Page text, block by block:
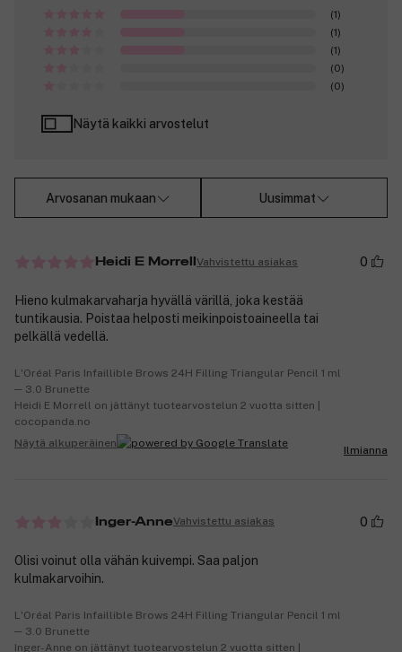
(1)
(1)
(1)
(0)
(0)
Näytä kaikki arvostelut
Arvosanan mukaan Uusimmat
Heidi E Morrell Vahvistettu asiakas 0
Hieno kulmakarvaharja hyvällä värillä, joka kestää
tuntikausia. Poistaa helposti meikinpoistoaineella tai
pelkällä vedellä.
L'Oréal Paris Infaillible Brows 24H Filling Triangular Pencil 1 ml
─ 3.0 Brunette
Heidi E Morrell on jättänyt tuotearvostelun 2 vuotta sitten |
cocopanda.no
Näytä alkuperäinen
Ilmianna
Inger-AnneVahvistettu asiakas 0
Olisi voinut olla vähän kuivempi. Saa paljon
kulmakarvoihin.
L'Oréal Paris Infaillible Brows 24H Filling Triangular Pencil 1 ml
─ 3.0 Brunette
Inger-Anne on jättänyt tuotearvostelun 2 vuotta sitten |